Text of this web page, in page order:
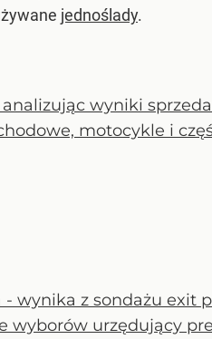
jednoślady.
wyniki
motocykle i
wynika z sondażu exit
wyborów urzędujący